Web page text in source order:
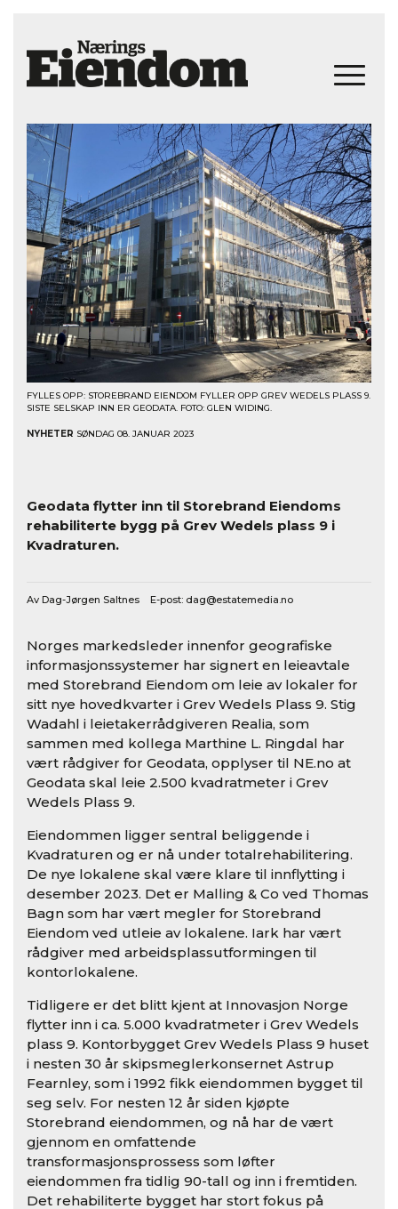
FYLLES OPP: STOREBRAND EIENDOM FYLLER OPP GREV WEDELS PLASS 9.
SISTE SELSKAP INN ER GEODATA. FOTO: GLEN WIDING.
NYHETER SØNDAG 08. JANUAR 2023
Geodata flytter inn til Storebrand Eiendoms
rehabiliterte bygg på Grev Wedels plass 9 i
Kvadraturen.
Av Dag-Jørgen Saltnes E-post: dag@estatemedia.no
Norges markedsleder innenfor geografiske
informasjonssystemer har signert en leieavtale
med Storebrand Eiendom om leie av lokaler for
sitt nye hovedkvarter i Grev Wedels Plass 9. Stig
Wadahl i leietakerrådgiveren Realia, som
sammen med kollega Marthine L. Ringdal har
vært rådgiver for Geodata, opplyser til NE.no at
Geodata skal leie 2.500 kvadratmeter i Grev
Wedels Plass 9.
Eiendommen ligger sentral beliggende i
Kvadraturen og er nå under totalrehabilitering.
De nye lokalene skal være klare til innflytting i
desember 2023. Det er Malling & Co ved Thomas
Bagn som har vært megler for Storebrand
Eiendom ved utleie av lokalene. Iark har vært
rådgiver med arbeidsplassutformingen til
kontorlokalene.
Tidligere er det blitt kjent at Innovasjon Norge
flytter inn i ca. 5.000 kvadratmeter i Grev Wedels
plass 9. Kontorbygget Grev Wedels Plass 9 huset
i nesten 30 år skipsmeglerkonsernet Astrup
Fearnley, som i 1992 fikk eiendommen bygget til
seg selv. For nesten 12 år siden kjøpte
Storebrand eiendommen, og nå har de vært
gjennom en omfattende
transformasjonsprossess som løfter
eiendommen fra tidlig 90-tall og inn i fremtiden.
Det rehabiliterte bygget har stort fokus på